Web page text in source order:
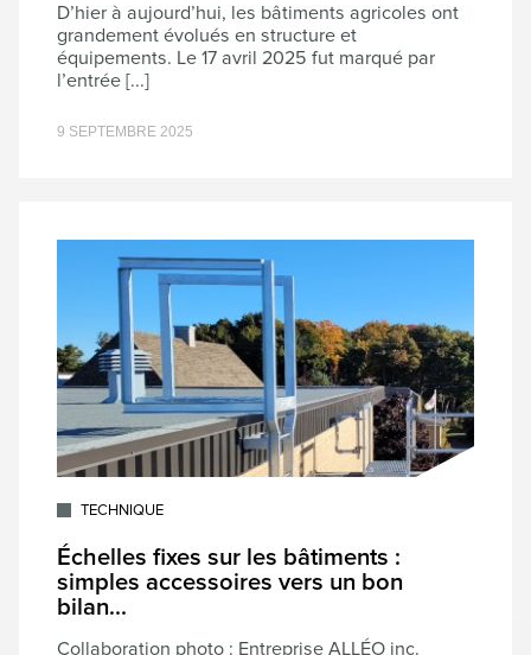
D’hier à aujourd’hui, les bâtiments agricoles ont
grandement évolués en structure et
équipements. Le 17 avril 2025 fut marqué par
l’entrée [...]
9 SEPTEMBRE 2025
TECHNIQUE
Échelles fixes sur les bâtiments :
simples accessoires vers un bon
bilan...
Collaboration photo : Entreprise ALLÉO inc.